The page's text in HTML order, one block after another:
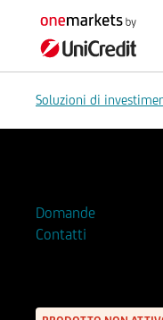
Soluzioni di
Domande
Contatti